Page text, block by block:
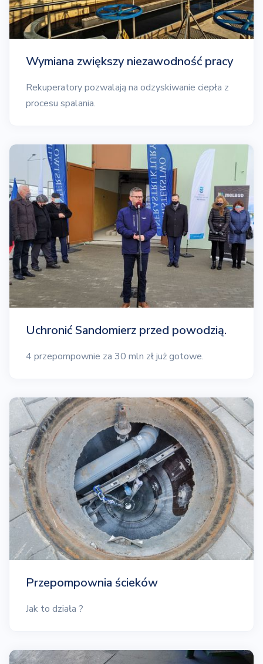
Wymiana zwiększy niezawodność pracy
Rekuperatory pozwalają na odzyskiwanie ciepła z
procesu spalania.
Uchronić Sandomierz przed powodzią.
4 przepompownie za 30 mln zł już gotowe.
Przepompownia ścieków
Jak to działa ?